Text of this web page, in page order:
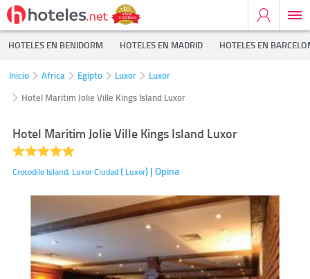
HOTELES EN BENIDORM HOTELES EN MADRID HOTELES EN
Inicio Africa Egipto Luxor
Luxor
Hotel Maritim Jolie Ville Kings Island Luxor
Hotel Maritim Jolie Ville Kings Island Luxor
Crocodile Island, Luxor Ciudad( Luxor) | Opina